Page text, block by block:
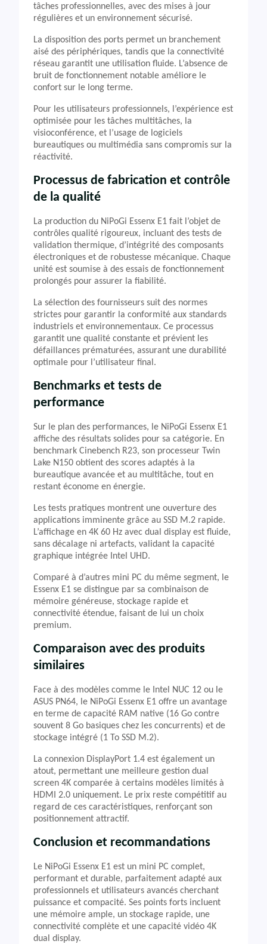
tâches professionnelles, avec des mises à jour
régulières et un environnement sécurisé.
La disposition des ports permet un branchement
aisé des périphériques, tandis que la connectivité
réseau garantit une utilisation fluide. L’absence de
bruit de fonctionnement notable améliore le
confort sur le long terme.
Pour les utilisateurs professionnels, l’expérience est
optimisée pour les tâches multitâches, la
visioconférence, et l’usage de logiciels
bureautiques ou multimédia sans compromis sur la
réactivité.
Processus de fabrication et contrôle
de la qualité
La production du NiPoGi Essenx E1 fait l’objet de
contrôles qualité rigoureux, incluant des tests de
validation thermique, d’intégrité des composants
électroniques et de robustesse mécanique. Chaque
unité est soumise à des essais de fonctionnement
prolongés pour assurer la fiabilité.
La sélection des fournisseurs suit des normes
strictes pour garantir la conformité aux standards
industriels et environnementaux. Ce processus
garantit une qualité constante et prévient les
défaillances prématurées, assurant une durabilité
optimale pour l’utilisateur final.
Benchmarks et tests de
performance
Sur le plan des performances, le NiPoGi Essenx E1
affiche des résultats solides pour sa catégorie. En
benchmark Cinebench R23, son processeur Twin
Lake N150 obtient des scores adaptés à la
bureautique avancée et au multitâche, tout en
restant économe en énergie.
Les tests pratiques montrent une ouverture des
applications imminente grâce au SSD M.2 rapide.
L’affichage en 4K 60 Hz avec dual display est fluide,
sans décalage ni artefacts, validant la capacité
graphique intégrée Intel UHD.
Comparé à d’autres mini PC du même segment, le
Essenx E1 se distingue par sa combinaison de
mémoire généreuse, stockage rapide et
connectivité étendue, faisant de lui un choix
premium.
Comparaison avec des produits
similaires
Face à des modèles comme le Intel NUC 12 ou le
ASUS PN64, le NiPoGi Essenx E1 offre un avantage
en terme de capacité RAM native (16 Go contre
souvent 8 Go basiques chez les concurrents) et de
stockage intégré (1 To SSD M.2).
La connexion DisplayPort 1.4 est également un
atout, permettant une meilleure gestion dual
screen 4K comparée à certains modèles limités à
HDMI 2.0 uniquement. Le prix reste compétitif au
regard de ces caractéristiques, renforçant son
positionnement attractif.
Conclusion et recommandations
Le NiPoGi Essenx E1 est un mini PC complet,
performant et durable, parfaitement adapté aux
professionnels et utilisateurs avancés cherchant
puissance et compacité. Ses points forts incluent
une mémoire ample, un stockage rapide, une
connectivité complète et une capacité vidéo 4K
dual display.